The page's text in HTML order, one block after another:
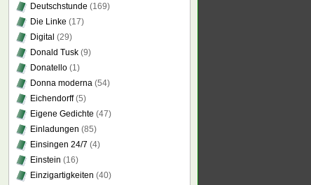
Deutschstunde (169)
Die Linke (17)
Digital (29)
Donald Tusk (9)
Donatello (1)
Donna moderna (54)
Eichendorff(5)
Eigene Gedichte (47)
Einladungen (85)
Einsingen 24/7 (4)
Einstein (16)
Einzigartigkeiten (40)